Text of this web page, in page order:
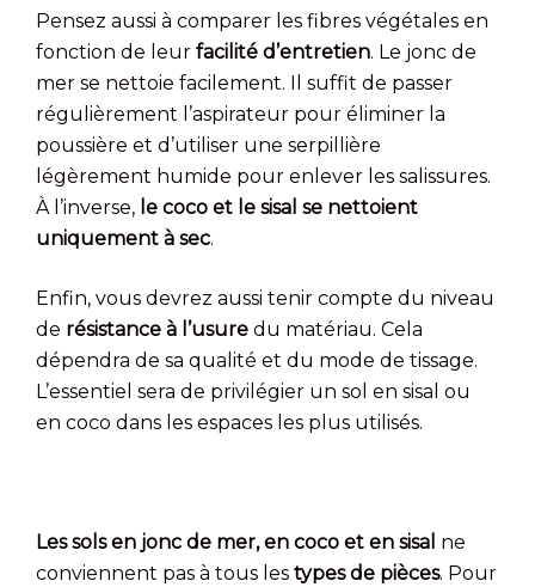
Pensez aussi à comparer les fibres végétales en
fonction de leur facilité d’entretien. Le jonc de
mer se nettoie facilement. Il suffit de passer
régulièrement l’aspirateur pour éliminer la
poussière et d’utiliser une serpillière
légèrement humide pour enlever les salissures.
À l’inverse, le coco et le sisal se nettoient
uniquement à sec.
Enfin, vous devrez aussi tenir compte du niveau
de résistance à l’usure du matériau. Cela
dépendra de sa qualité et du mode de tissage.
L’essentiel sera de privilégier un sol en sisal ou
en coco dans les espaces les plus utilisés.
Les sols en jonc de mer, en coco et en sisal ne
conviennent pas à tous les types de pièces. Pour